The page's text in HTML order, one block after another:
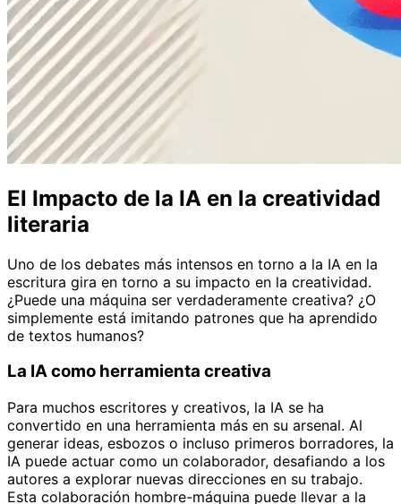
El Impacto de la IA en la creatividad
literaria
Uno de los debates más intensos en torno a la IA en la
escritura gira en torno a su impacto en la creatividad.
¿Puede una máquina ser verdaderamente creativa? ¿O
simplemente está imitando patrones que ha aprendido
de textos humanos?
La IA como herramienta creativa
Para muchos escritores y creativos, la IA se ha
convertido en una herramienta más en su arsenal. Al
generar ideas, esbozos o incluso primeros borradores, la
IA puede actuar como un colaborador, desafiando a los
autores a explorar nuevas direcciones en su trabajo.
Esta colaboración hombre-máquina puede llevar a la